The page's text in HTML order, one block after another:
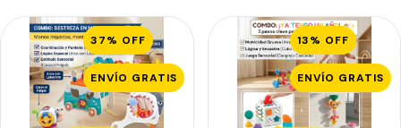
37% OFF
ENVÍO GRATIS
13% OFF
ENVÍO GRATIS